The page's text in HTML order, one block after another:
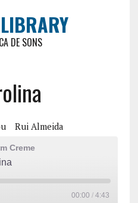
DE SONS
Rui Almeida
Creme
00:00 / 4:43